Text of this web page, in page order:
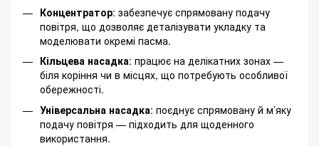
Концентратор: забезпечує спрямовану подачу
повітря, що дозволяє деталізувати укладку та
моделювати окремі пасма.
Кільцева насадка: працює на делікатних зонах —
біля коріння чи в місцях, що потребують особливої
обережності.
Універсальна насадка: поєднує спрямовану й м’яку
подачу повітря — підходить для щоденного
використання.